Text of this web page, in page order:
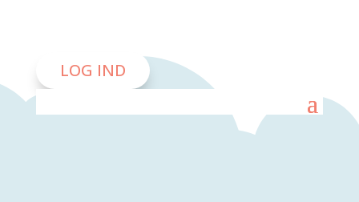
LOG IND